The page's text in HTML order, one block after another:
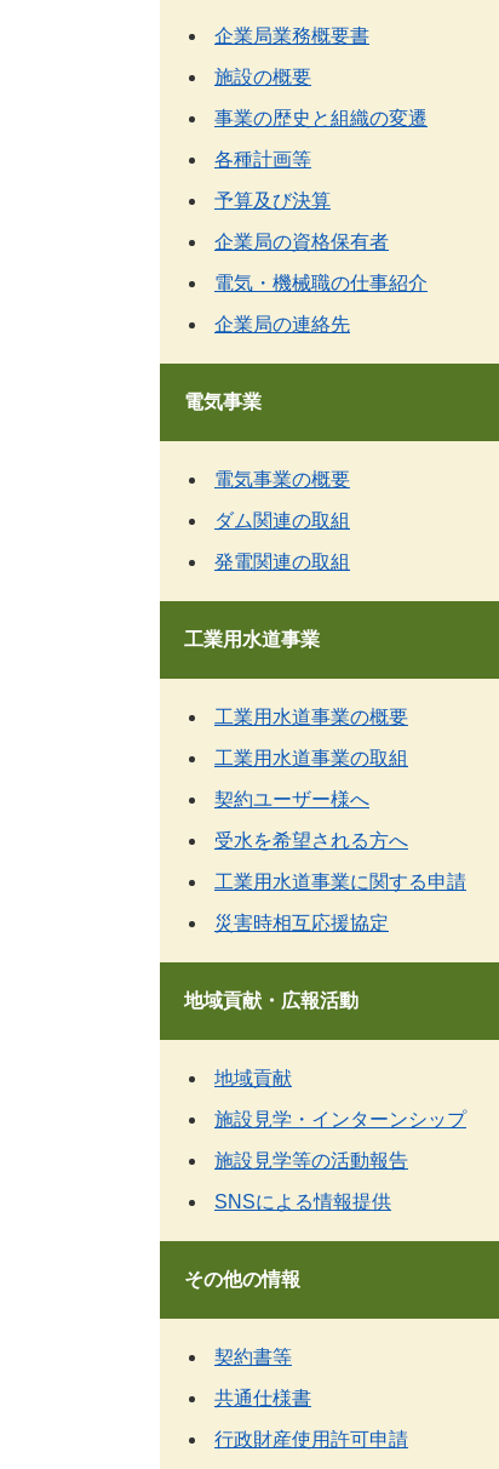
企業局業務概要書
施設の概要
事業の歴史と組織の変遷
各種計画等
予算及び決算
企業局の資格保有者
電気・機械職の仕事紹介
企業局の連絡先
電気事業
電気事業の概要
ダム関連の取組
発電関連の取組
工業用水道事業
工業用水道事業の概要
工業用水道事業の取組
契約ユーザー様へ
受水を希望される方へ
工業用水道事業に関する申請
災害時相互応援協定
地域貢献・広報活動
地域貢献
施設見学・インターンシップ
施設見学等の活動報告
SNSによる情報提供
その他の情報
契約書等
共通仕様書
行政財産使用許可申請